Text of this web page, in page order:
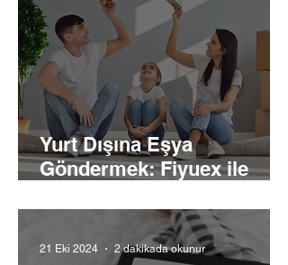
Yurt Dışına Eşya
Göndermek: Fiyuex ile
21 Eki 2024 2 dakikada okunur